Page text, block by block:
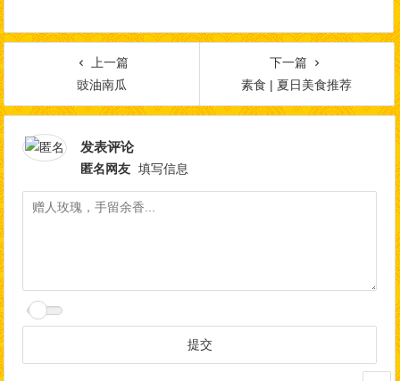
上一篇
豉油南瓜
下一篇
素食 | 夏日美食推荐
发表评论
匿名网友 填写信息